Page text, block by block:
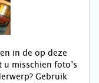
in de op deze
misschien foto’s
Gebruik